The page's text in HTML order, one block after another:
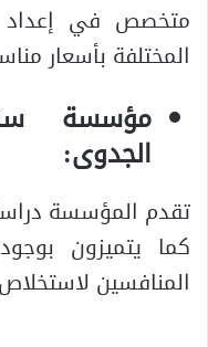
متخصص في إعداد
المختلفة بأسعار
مؤسسة
الجدوى:
تقدم المؤسسة
كما يتميزون
المنافسين